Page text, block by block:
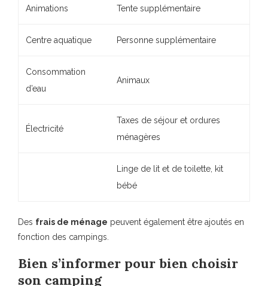
Animations Tente supplémentaire
Centre aquatique Personne supplémentaire
Consommation
d’eau
Animaux
Électricité
Taxes de séjour et ordures
ménagères
Linge de lit et de toilette, kit
bébé
Des frais de ménage peuvent également être ajoutés en
fonction des campings.
Bien s’informer pour bien choisir
son camping